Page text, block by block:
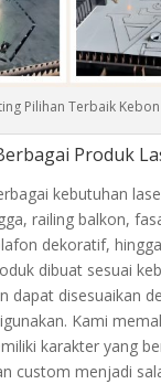
Pilihan Terbaik Kebon
Produk
kebutuhan
railing balkon,
dekoratif,
dibuat sesuai
dapat disesuaikan
Kami
karakter yang
custom menjadi